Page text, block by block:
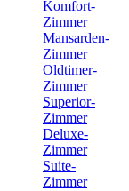
Komfort-
Zimmer
Mansarden-
Zimmer
Oldtimer-
Zimmer
Superior-
Zimmer
Deluxe-
Zimmer
Suite-
Zimmer